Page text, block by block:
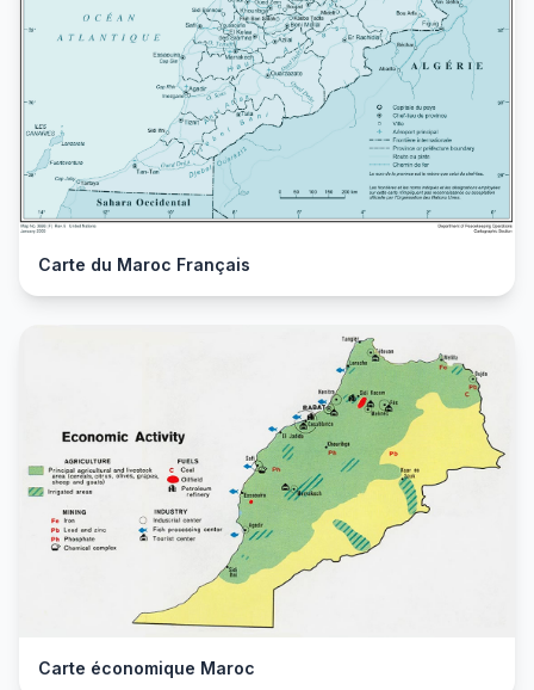
Carte du Maroc Français
Carte économique Maroc